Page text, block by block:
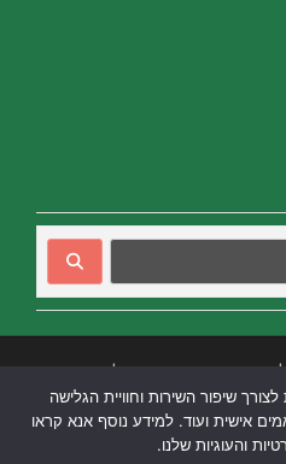
שבע |
שיפור השירות וחוויית הגלישה
אישית ועוד. למידע נוסף אנא קראו
והעוגיות שלנו.